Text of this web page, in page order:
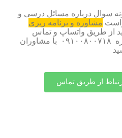
سوال درباره مسائل درسی و
مشاوره و برنامه ریزی
از طریق واتساپ و تماس
مستقیم با شماره ۰۹۱۰۰۸۰۰۷۱۸ با مشاوران
از طریق تماس